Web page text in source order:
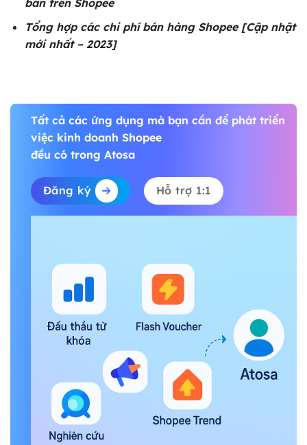
Tổng hợp các chi phí bán hàng Shopee[Cập nhật
mới nhất – 2023]
Tất cả các ứng dụng mà bạn cần để phát triển
việc kinh doanh Shopee
đều có trong Atosa
Đăng ký Hỗ trợ 1:1